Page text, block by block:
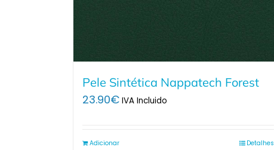
Pele Sintética Nappatech Forest
23.90€ IVA Incluido
Adicionar Detalhes